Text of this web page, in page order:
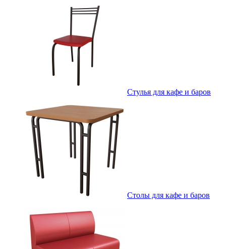
Стулья для кафе и баров
Столы для кафе и баров